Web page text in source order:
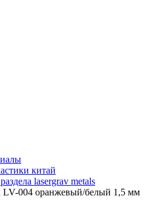
китай
lasergrav metals
LV-004 оранжевый/белый 1,5 мм